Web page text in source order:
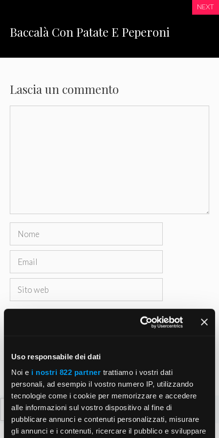
Uso responsabile dei dati
Noi e i nostri 822 partner trattiamo i vostri dati
personali, ad esempio il vostro numero IP, utilizzando
tecnologie come i cookie per memorizzare e accedere
alle informazioni sul vostro dispositivo al fine di
pubblicare annunci e contenuti personalizzati, misurare
gli annunci e i contenuti, ricercare il pubblico e sviluppare
NEXT
Baccalà Con Patate E Peperoni
Lascia un commento
Nome
Email
Sito
browser per la prossima volta che commento.
Ricerca
per: